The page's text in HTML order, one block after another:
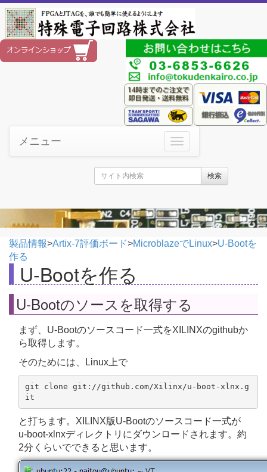
メニュー
検索
製品情報>Artix-7評価ボード>MicroblazeでLinux>U-Bootを
作る
U-Bootを作る
U-Bootのソースを取得する
まず、U-Bootのソースコード一式をXILINXのgithubか
ら取得します。
そのためには、Linux上で
git clone git://github.com/Xilinx/u-boot-xlnx.g
と打ちます。XILINX版U-Bootのソースコード一式が
u-boot-xlnxディレクトリにダウンロードされます。約
2分くらいでできると思います。